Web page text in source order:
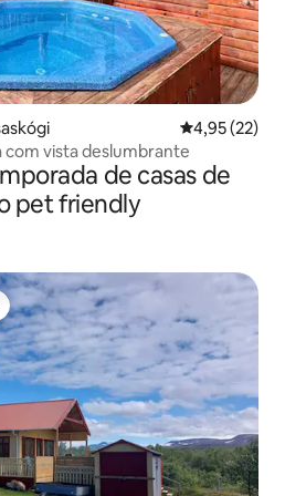
4,95 de uma
4,95 (22)
com vista deslumbrante
de casas de
pet friendly